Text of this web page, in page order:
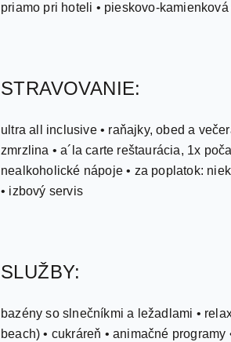
priamo pri hoteli • pieskovo-kamienková
STRAVOVANIE:
ultra all inclusive • raňajky, obed a
zmrzlina • a´la carte reštaurácia, 1x
nealkoholické nápoje • za poplatok:
• izbový servis
SLUŽBY:
bazény so slnečníkmi a ležadlami •
beach) • cukráreň • animačné